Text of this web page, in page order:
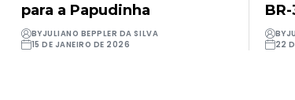
para a Papudinha
BYJULIANO BEPPLER DA SILVA
15 DE JANEIRO DE 2026
BY
22